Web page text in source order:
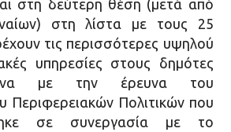
στη δεύτερη θέση (μετά από
στη λίστα με τους 25
τις περισσότερες υψηλού
υπηρεσίες στους δημότες
με την έρευνα του
Περιφερειακών Πολιτικών που
σε συνεργασία με το